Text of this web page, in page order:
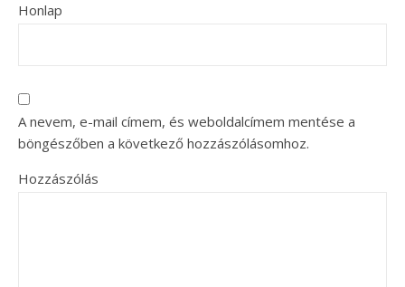
Honlap
A nevem, e-mail címem, és weboldalcímem mentése a
böngészőben a következő hozzászólásomhoz.
Hozzászólás